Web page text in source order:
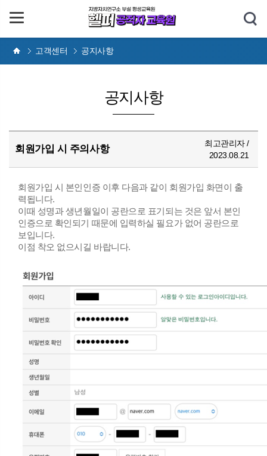
고객센터 공지사항
공지사항
회원가입 시 주의사항
최고관리자 /
2023.08.21
회원가입 시 본인인증 이후 다음과 같이 회원가입 화면이 출
력됩니다.
이때 성명과 생년월일이 공란으로 표기되는 것은 앞서 본인
인증으로 확인되기 때문에 입력하실 필요가 없어 공란으로
보입니다.
이점 착오 없으시길 바랍니다.